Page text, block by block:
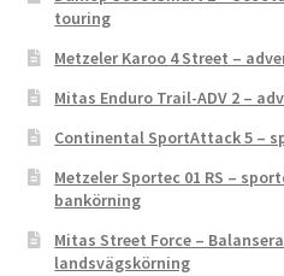
touring
Metzeler Karoo 4 Street –
Mitas Enduro Trail-ADV 2 –
Continental SportAttack 5 –
Metzeler Sportec 01 RS –
bankörning
Mitas Street Force –
landsvägskörning